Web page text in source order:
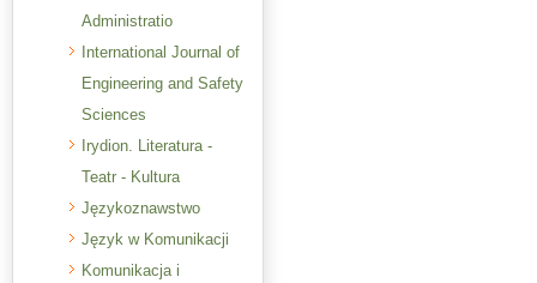
Administratio
International Journal of
Engineering and Safety
Sciences
Irydion. Literatura -
Teatr - Kultura
Językoznawstwo
Język w Komunikacji
Komunikacja i